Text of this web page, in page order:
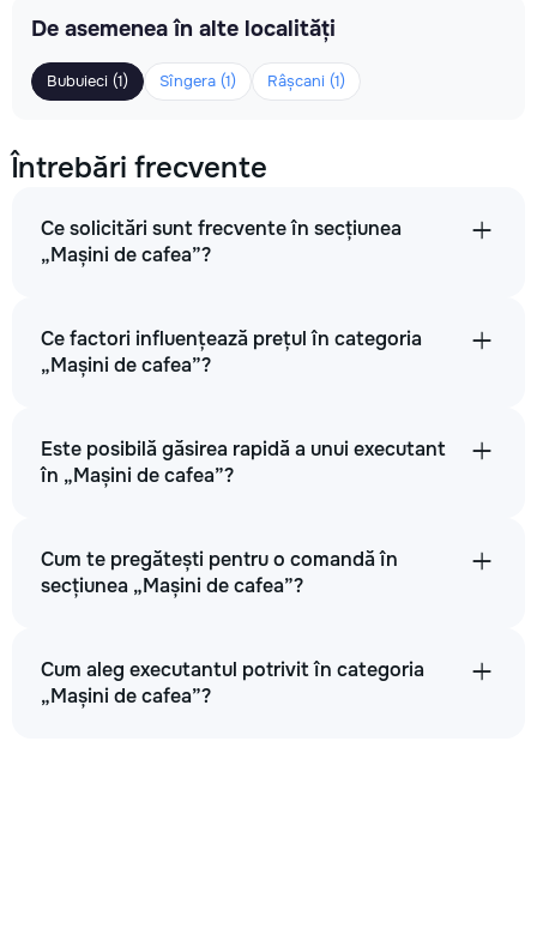
De asemenea în alte localități
Bubuieci (1) Sîngera (1) Râșcani (1)
Întrebări frecvente
Ce solicitări sunt frecvente în secțiunea
„Mașini de cafea”?
Ce factori influențează prețul în categoria
„Mașini de cafea”?
Este posibilă găsirea rapidă a unui executant
în „Mașini de cafea”?
Cum te pregătești pentru o comandă în
secțiunea „Mașini de cafea”?
Cum aleg executantul potrivit în categoria
„Mașini de cafea”?